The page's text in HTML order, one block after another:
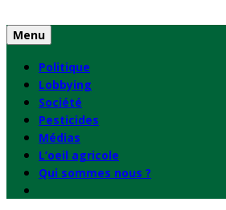
to
content
Menu
Politique
Lobbying
Société
Pesticides
Médias
L’oeil agricole
Qui sommes nous ?